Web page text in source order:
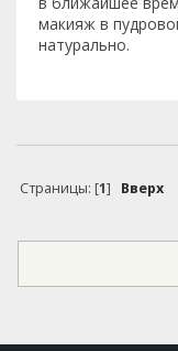
макияж в
натурально.
Страницы: [1] Вверх